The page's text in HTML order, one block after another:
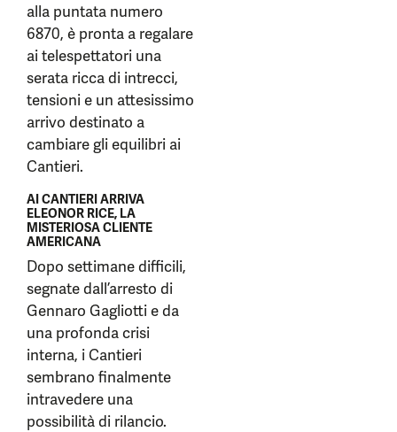
alla puntata numero
6870, è pronta a regalare
ai telespettatori una
serata ricca di intrecci,
tensioni e un attesissimo
arrivo destinato a
cambiare gli equilibri ai
Cantieri.
AI CANTIERI ARRIVA
ELEONOR RICE, LA
MISTERIOSA CLIENTE
AMERICANA
Dopo settimane difficili,
segnate dall’arresto di
Gennaro Gagliotti e da
una profonda crisi
interna, i Cantieri
sembrano finalmente
intravedere una
possibilità di rilancio.